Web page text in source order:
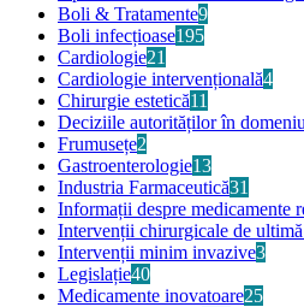
Boli & Tratamente9
Boli infecțioase195
Cardiologie21
Cardiologie intervențională4
Chirurgie estetică11
Deciziile autorităților în
Frumusețe2
Gastroenterologie13
Industria Farmaceutică31
Informații despre medicamente
Intervenții chirurgicale de
Intervenții minim invazive3
Legislație40
Medicamente inovatoare25